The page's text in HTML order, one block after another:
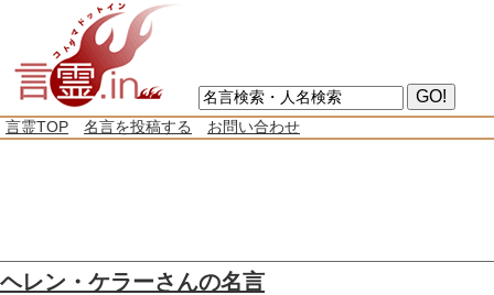
言霊TOP 名言を投稿する お問い合わせ
ヘレン・ケラーさんの名言